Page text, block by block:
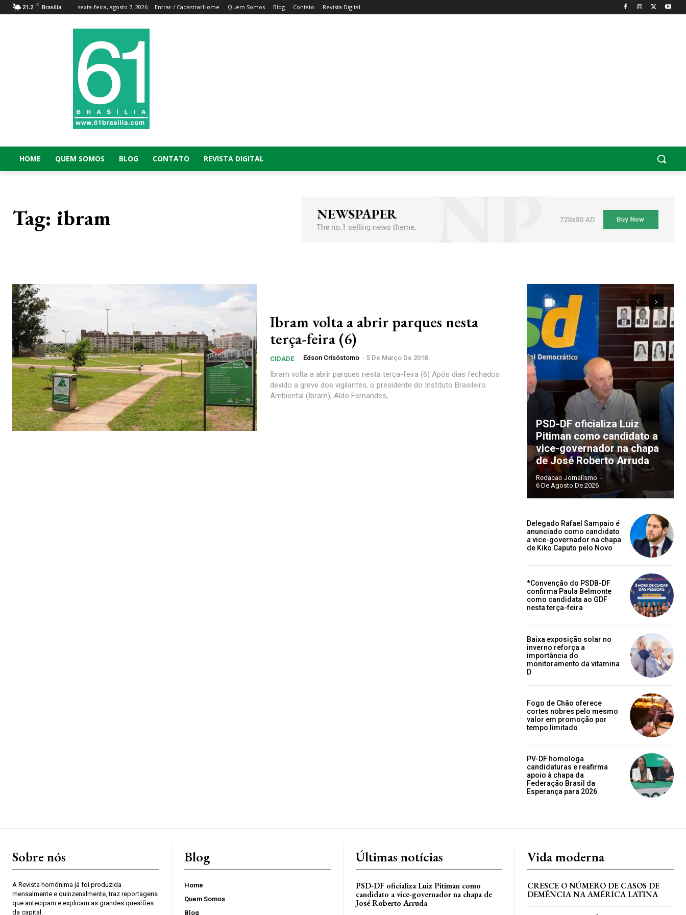
21.2 C Brasília sexta-feira, agosto 7, 2026 Entrar / CadastrarHome Quem Somos Blog Contato Revista Digital
HOME QUEM SOMOS BLOG CONTATO REVISTA DIGITAL
Tag: ibram
Ibram volta a abrir parques nesta
terça-feira (6)
CIDADE Edson Crisóstomo - 5 De Março De 2018
Ibram volta a abrir parques nesta terça-feira (6) Após dias fechados
devido a greve dos vigilantes, o presidente do Instituto Brasileiro
Ambiental (Ibram), Aldo Fernandes,...
PSD-DF oficializa Luiz
Pitiman como candidato a
vice-governador na chapa
de José Roberto Arruda
Redacao Jornalismo -
6 De Agosto De 2026
Delegado Rafael Sampaio é
anunciado como candidato
a vice-governador na chapa
de Kiko Caputo pelo Novo
*Convenção do PSDB-DF
confirma Paula Belmonte
como candidata ao GDF
nesta terça-feira
Baixa exposição solar no
inverno reforça a
importância do
monitoramento da vitamina
D
Fogo de Chão oferece
cortes nobres pelo mesmo
valor em promoção por
tempo limitado
PV-DF homologa
candidaturas e reafirma
apoio à chapa da
Federação Brasil da
Esperança para 2026
Sobre nós
A Revista homônima já foi produzida
mensalmente e quinzenalmente, traz reportagens
que antecipam e explicam as grandes questões
da capital.
Blog
Home
Quem Somos
Blog
Últimas notícias
PSD-DF oficializa Luiz Pitiman como
candidato a vice-governador na chapa de
José Roberto Arruda
Vida moderna
CRESCE O NÚMERO DE CASOS DE
DEMÊNCIA NA AMÉRICA LATINA